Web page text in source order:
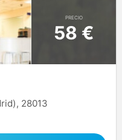
PRECIO
58 €
28013